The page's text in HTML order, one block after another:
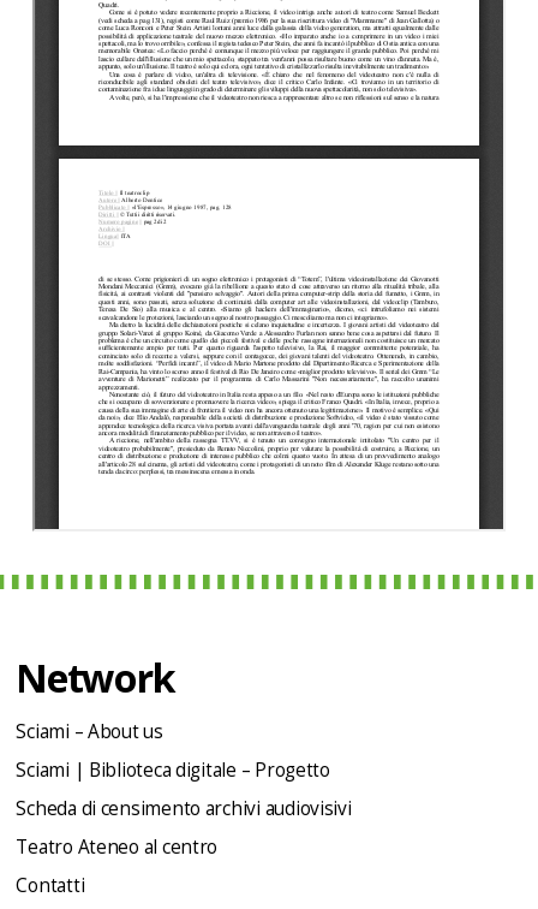
Network
Sciami – About us
Sciami | Biblioteca digitale – Progetto
Scheda di censimento archivi audiovisivi
Teatro Ateneo al centro
Contatti